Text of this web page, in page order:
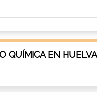
QUÍMICA EN HUELVA